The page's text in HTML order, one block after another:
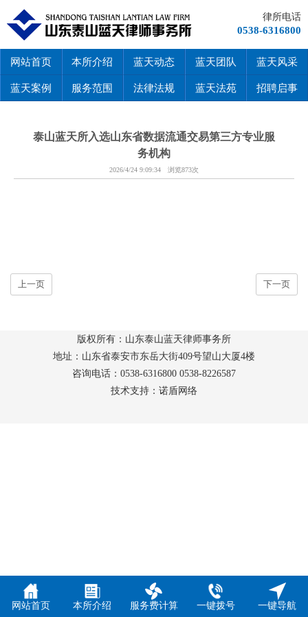
律所电话
0538-6316800
网站首页 本所介绍 蓝天动态 蓝天团队 蓝天风采
蓝天案例 服务范围 法律法规 蓝天法苑 招聘启事
泰山蓝天所入选山东省数据流通交易第三方专业服
务机构
2026/4/24 9:09:34 浏览873次
上一页 下一页
版权所有：山东泰山蓝天律师事务所
地址：山东省泰安市东岳大街409号望山大厦4楼
咨询电话：0538-6316800 0538-8226587
技术支持：诺盾网络
网站首页 本所介绍 服务费计算 一键拨号 一键导航